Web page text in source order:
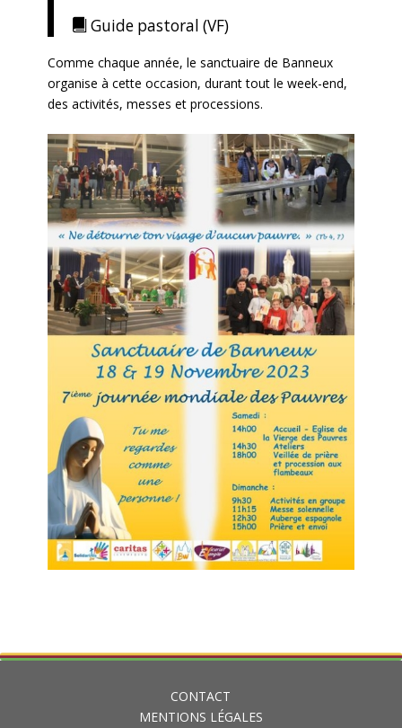
Guide pastoral (VF)
Comme chaque année, le sanctuaire de Banneux
organise à cette occasion, durant tout le week-end,
des activités, messes et processions.
CONTACT
MENTIONS LÉGALES